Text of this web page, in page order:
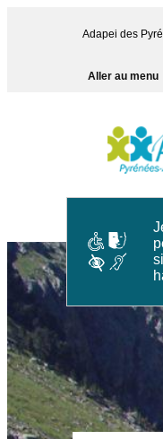
Adapei des
Aller au menu